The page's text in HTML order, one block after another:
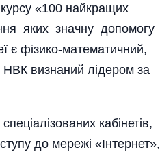
«100 найкращих
яких значну допомогу
є фізико-математичний,
НВК визнаний лідером за
кабінетів,
до мережі «Інтернет»,